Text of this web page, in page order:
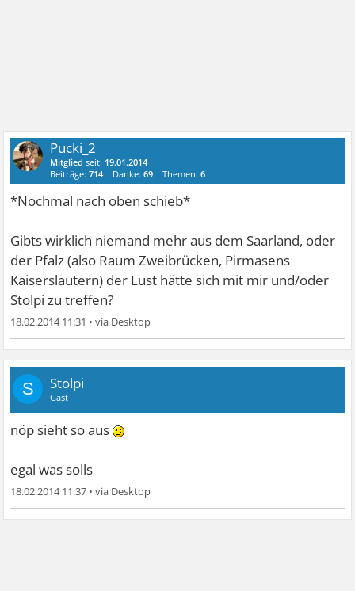
Pucki_2
Mitglied seit: 19.01.2014
Beiträge:714 Danke:69 Themen:6
*Nochmal nach oben schieb*
Gibts wirklich niemand mehr aus dem Saarland, oder
der Pfalz (also Raum Zweibrücken, Pirmasens
Kaiserslautern) der Lust hätte sich mit mir und/oder
Stolpi zu treffen?
18.02.2014 11:31 •
S Stolpi
Gast
nöp sieht so aus
egal was solls
18.02.2014 11:37 •